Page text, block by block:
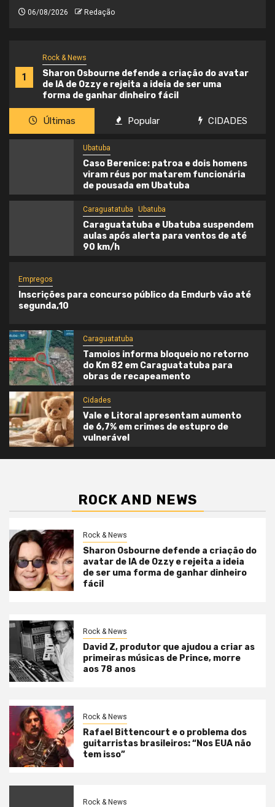
1
Rock & News
Sharon Osbourne defende a criação do avatar
de IA de Ozzy e rejeita a ideia de ser uma
forma de ganhar dinheiro fácil
Últimas Popular CIDADES
Ubatuba
Caso Berenice: patroa e dois homens
viram réus por matarem funcionária
de pousada em Ubatuba
Caraguatatuba Ubatuba
Caraguatatuba e Ubatuba suspendem
aulas após alerta para ventos de até
90 km/h
Empregos
Inscrições para concurso público da Emdurb vão até
segunda,10
Caraguatatuba
Tamoios informa bloqueio no retorno
do Km 82 em Caraguatatuba para
obras de recapeamento
Cidades
Vale e Litoral apresentam aumento
de 6,7% em crimes de estupro de
vulnerável
ROCK AND NEWS
Rock & News
Sharon Osbourne defende a criação do
avatar de IA de Ozzy e rejeita a ideia
de ser uma forma de ganhar dinheiro
fácil
Rock & News
David Z, produtor que ajudou a criar as
primeiras músicas de Prince, morre
aos 78 anos
Rock & News
Rafael Bittencourt e o problema dos
guitarristas brasileiros: “Nos EUA não
tem isso”
Rock & News